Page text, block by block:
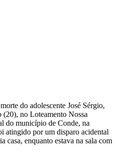
do adolescente José Sérgio,
(20), no Loteamento Nossa
do município de Conde, na
atingido por um disparo acidental
casa, enquanto estava na sala com